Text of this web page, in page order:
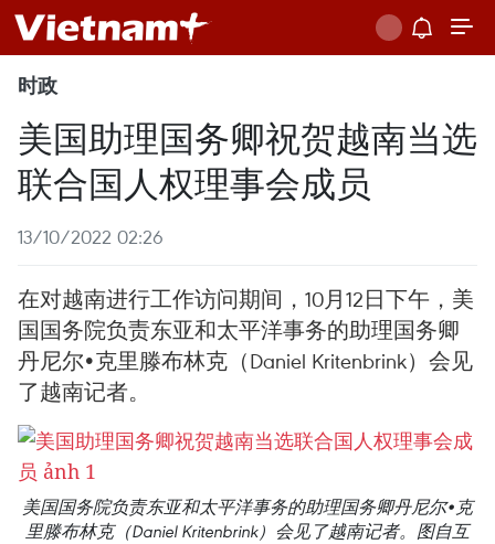
时政
美国助理国务卿祝贺越南当选
联合国人权理事会成员
13/10/2022 02:26
在对越南进行工作访问期间，10月12日下午，美
国国务院负责东亚和太平洋事务的助理国务卿
丹尼尔•克里滕布林克（Daniel Kritenbrink）会见
了越南记者。
美国国务院负责东亚和太平洋事务的助理国务卿丹尼尔•克
里滕布林克（Daniel Kritenbrink）会见了越南记者。图自互